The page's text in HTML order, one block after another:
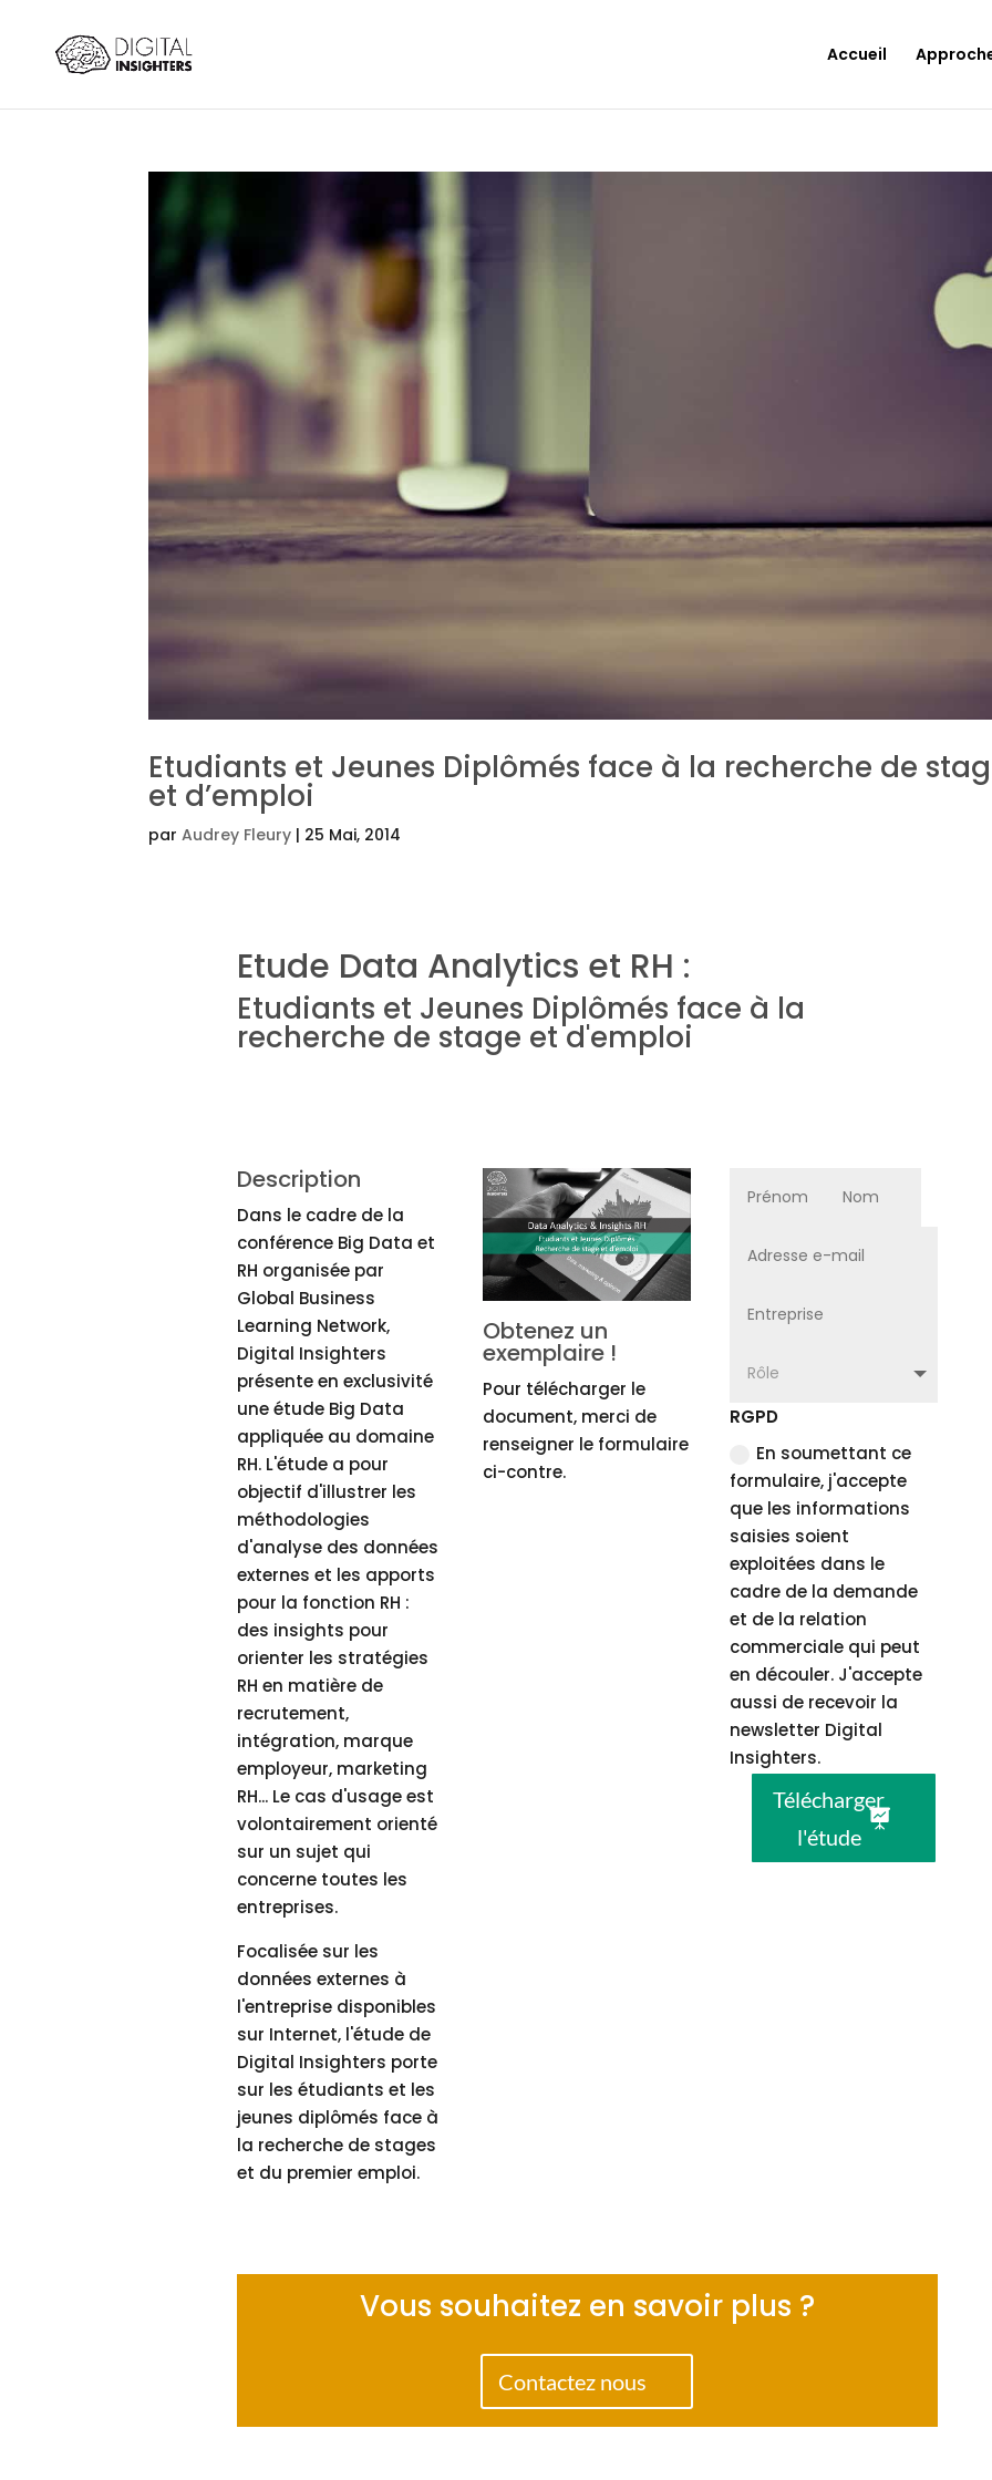
Accueil
Etudiants et Jeunes Diplômés face à la recherche de
et d’emploi
parAudrey Fleury | 25 Mai, 2014
Etude Data Analytics et RH :
Etudiants et Jeunes Diplômés face à la
recherche de stage et d'emploi
Description
Dans le cadre de la
conférence Big Data et
RH organisée par
Global Business
Learning Network,
Digital Insighters
présente en exclusivité
une étude Big Data
appliquée au domaine
RH. L'étude a pour
objectif d'illustrer les
méthodologies
d'analyse des données
externes et les apports
pour la fonction RH :
des insights pour
orienter les stratégies
RH en matière de
recrutement,
intégration, marque
employeur, marketing
RH... Le cas d'usage est
volontairement orienté
sur un sujet qui
concerne toutes les
entreprises.
Focalisée sur les
données externes à
l'entreprise disponibles
sur Internet, l'étude de
Digital Insighters porte
sur les étudiants et les
jeunes diplômés face à
la recherche de stages
et du premier emploi.
Obtenez un
exemplaire !
Pour télécharger le
document, merci de
renseigner le formulaire
ci-contre.
RGPD
En soumettant ce
formulaire, j'accepte
que les informations
saisies soient
exploitées dans le
cadre de la demande
et de la relation
commerciale qui peut
en découler. J'accepte
aussi de recevoir la
newsletter Digital
Insighters.
Télécharger
l'étude
Vous souhaitez en savoir plus ?
Contactez nous